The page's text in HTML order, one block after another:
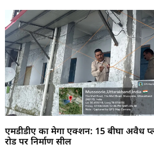
एमडीडीए का मेगा एक्शन: 15 बीघा अवैध
रोड पर निर्माण सील